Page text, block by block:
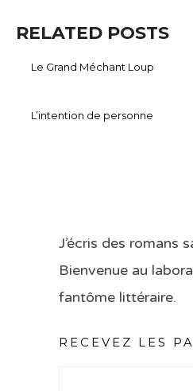
RELATED POSTS
Le Grand Méchant Loup
L’intention de personne
J’écris des romans
Bienvenue au
fantôme littéraire.
RECEVEZ LES